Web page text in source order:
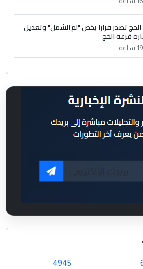
تصدر قرارا يخص "لم الشمل" وتعديل
قرعة الحج
4945